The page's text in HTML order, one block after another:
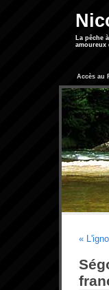
La pêche
amoureux
Accès au
«